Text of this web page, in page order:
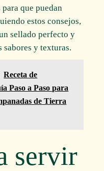
que puedan
estos consejos,
sellado perfecto y
sabores y texturas.
Receta de
Paso a Paso para
de Tierra
servir